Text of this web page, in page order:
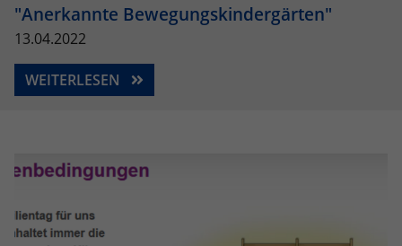
"Anerkannte Bewegungskindergärten"
13.04.2022
WEITERLESEN